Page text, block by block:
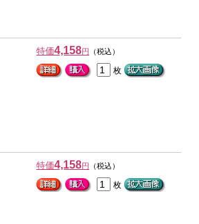
特価4,158円 （税込）
枚
特価4,158円 （税込）
枚